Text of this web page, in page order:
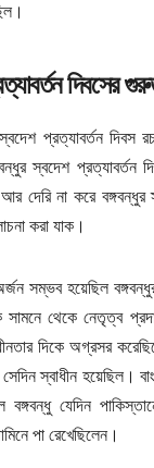
দিবসের
প্রত্যাবর্তন দিবস
স্বদেশ প্রত্যাবর্তন
না করে বঙ্গবন্ধুর
করা যাক।
অর্জন সম্ভব হয়েছিল
সামনে থেকে নেতৃত্ব
দিকে অগ্রসর
স্বাধীন হয়েছিল।
বঙ্গবন্ধু যেদিন
পা রেখেছিলেন।